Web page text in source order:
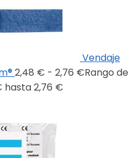
Vendaje
2,48 € - 2,76 €Rango de
hasta 2,76 €